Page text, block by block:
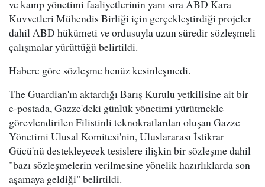
ve kamp yönetimi faaliyetlerinin yanı sıra ABD Kara
Kuvvetleri Mühendis Birliği için gerçekleştirdiği projeler
dahil ABD hükümeti ve ordusuyla uzun süredir sözleşmeli
çalışmalar yürüttüğü belirtildi.
Habere göre sözleşme henüz kesinleşmedi.
The Guardian'ın aktardığı Barış Kurulu yetkilisine ait bir
e-postada, Gazze'deki günlük yönetimi yürütmekle
görevlendirilen Filistinli teknokratlardan oluşan Gazze
Yönetimi Ulusal Komitesi'nin, Uluslararası İstikrar
Gücü'nü destekleyecek tesislere ilişkin bir sözleşme dahil
"bazı sözleşmelerin verilmesine yönelik hazırlıklarda son
aşamaya geldiği" belirtildi.